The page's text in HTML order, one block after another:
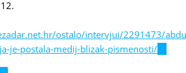
ostalo/intervjui/2291473/
je-postala-medij-blizak-pismenosti/